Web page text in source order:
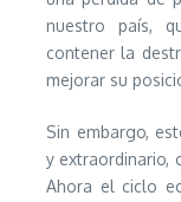
nuestro país,
contener la
mejorar su
Sin embargo,
y extraordinario,
Ahora el ciclo